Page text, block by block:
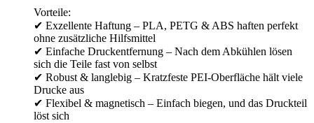
Vorteile:
✔ Exzellente Haftung – PLA, PETG & ABS haften perfekt
ohne zusätzliche Hilfsmittel
✔ Einfache Druckentfernung – Nach dem Abkühlen lösen
sich die Teile fast von selbst
✔ Robust & langlebig – Kratzfeste PEI-Oberfläche hält viele
Drucke aus
✔ Flexibel & magnetisch – Einfach biegen, und das Druckteil
löst sich